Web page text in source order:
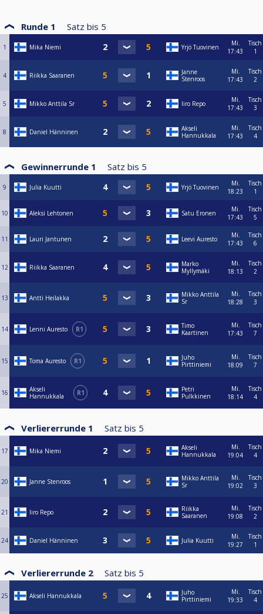
Runde 1 Satz bis 5
1 Mika Niemi Yrjö Tuovinen
Mi.
17:43
Tisch
1
4 Riikka Saaranen
Janne
Stenroos
Mi.
17:43
Tisch
2
5 Mikko Anttila Sr Iiro Repo
Mi.
17:43
Tisch
3
8 Daniel Hänninen
Akseli
Hannukkala
Mi.
17:43
Tisch
4
Gewinnerrunde 1 Satz bis 5
9 Julia Kuutti Yrjö Tuovinen
Mi.
18:23
Tisch
1
10 Aleksi Lehtonen Satu Eronen
Mi.
17:43
Tisch
5
11 Lauri Jantunen Leevi Auresto
Mi.
17:43
Tisch
6
12 Riikka Saaranen
Marko
Myllymäki
Mi.
18:13
Tisch
2
13 Antti Heilakka
Mikko Anttila
Sr
Mi.
18:28
Tisch
3
14 Lenni Auresto R1
Timo
Kaartinen
Mi.
17:43
Tisch
7
15 Toma Auresto R1
Juho
Pirttiniemi
Mi.
18:09
Tisch
7
16
Akseli
Hannukkala
R1
Petri
Pulkkinen
Mi.
18:14
Tisch
4
Verliererrunde 1 Satz bis 5
17 Mika Niemi
Akseli
Hannukkala
Mi.
19:04
Tisch
4
20 Janne Stenroos
Mikko Anttila
Sr
Mi.
19:02
Tisch
3
21 Iiro Repo
Riikka
Saaranen
Mi.
19:08
Tisch
2
24 Daniel Hänninen Julia Kuutti
Mi.
19:27
Tisch
1
Verliererrunde 2 Satz bis 5
25 Akseli Hannukkala
Juho
Pirttiniemi
Mi.
19:33
Tisch
4